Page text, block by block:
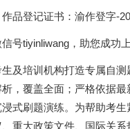
品登记证书：渝作登字-
号tiyinliwang，助您成功上
及培训机构打造专属自
，覆盖全面；严格依据
式刷题演练。为帮助考
重大政策文件、国际关系